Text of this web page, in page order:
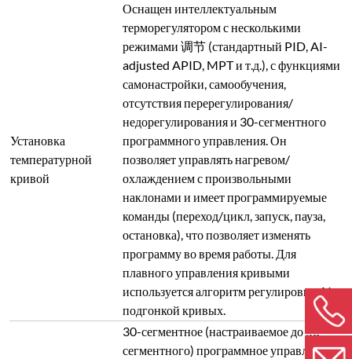
Установка
температурной
кривой
Оснащен интеллектуальным
терморегулятором с несколькими
режимами 调节 (стандартный PID, AI-
adjusted APID, MPT и т.д.), с функциями
самонастройки, самообучения,
отсутствия перерегулирования/
недорегулирования и 30-сегментного
программного управления. Он
позволяет управлять нагревом/
охлаждением с произвольными
наклонами и имеет программируемые
команды (переход/цикл, запуск, пауза,
остановка), что позволяет изменять
программу во время работы. Для
плавного управления кривыми
используется алгоритм регулировки AI с
подгонкой кривых.
30-сегментное (настраиваемое до 50-
сегментного) программное управление,